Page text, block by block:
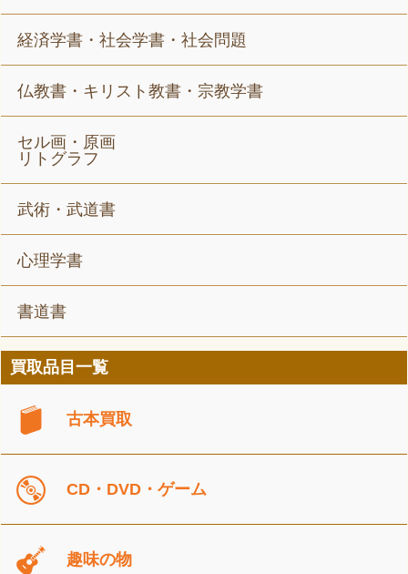
経済学書・社会学書・社会問題
仏教書・キリスト教書・宗教学書
セル画・原画
リトグラフ
武術・武道書
心理学書
書道書
買取品目一覧
古本買取
CD・DVD・ゲーム
趣味の物